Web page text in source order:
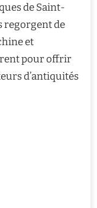
de Saint-
regorgent de
et
pour offrir
d’antiquités